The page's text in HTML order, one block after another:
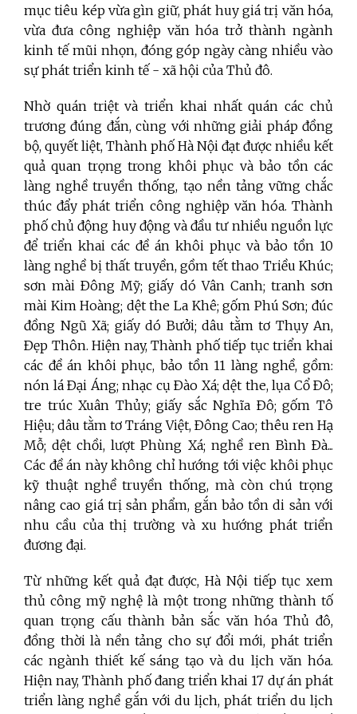
mục tiêu kép vừa gìn giữ, phát huy giá trị văn hóa,
vừa đưa công nghiệp văn hóa trở thành ngành
kinh tế mũi nhọn, đóng góp ngày càng nhiều vào
sự phát triển kinh tế - xã hội của Thủ đô.
Nhờ quán triệt và triển khai nhất quán các chủ
trương đúng đắn, cùng với những giải pháp đồng
bộ, quyết liệt, Thành phố Hà Nội đạt được nhiều kết
quả quan trọng trong khôi phục và bảo tồn các
làng nghề truyền thống, tạo nền tảng vững chắc
thúc đẩy phát triển công nghiệp văn hóa. Thành
phố chủ động huy động và đầu tư nhiều nguồn lực
để triển khai các đề án khôi phục và bảo tồn 10
làng nghề bị thất truyền, gồm tết thao Triều Khúc;
sơn mài Ðông Mỹ; giấy dó Vân Canh; tranh sơn
mài Kim Hoàng; dệt the La Khê; gốm Phú Sơn; đúc
đồng Ngũ Xã; giấy dó Bưởi; dâu tằm tơ Thụy An,
Ðẹp Thôn. Hiện nay, Thành phố tiếp tục triển khai
các đề án khôi phục, bảo tồn 11 làng nghề, gồm:
nón lá Ðại Áng; nhạc cụ Ðào Xá; dệt the, lụa Cổ Ðô;
tre trúc Xuân Thủy; giấy sắc Nghĩa Ðô; gốm Tô
Hiệu; dâu tằm tơ Tráng Việt, Ðông Cao; thêu ren Hạ
Mỗ; dệt chồi, lượt Phùng Xá; nghề ren Bình Ðà...
Các đề án này không chỉ hướng tới việc khôi phục
kỹ thuật nghề truyền thống, mà còn chú trọng
nâng cao giá trị sản phẩm, gắn bảo tồn di sản với
nhu cầu của thị trường và xu hướng phát triển
đương đại.
Từ những kết quả đạt được, Hà Nội tiếp tục xem
thủ công mỹ nghệ là một trong những thành tố
quan trọng cấu thành bản sắc văn hóa Thủ đô,
đồng thời là nền tảng cho sự đổi mới, phát triển
các ngành thiết kế sáng tạo và du lịch văn hóa.
Hiện nay, Thành phố đang triển khai 17 dự án phát
triển làng nghề gắn với du lịch, phát triển du lịch